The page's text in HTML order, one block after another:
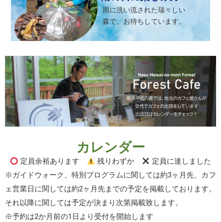
雨に洗い流された瑞々しい
森で、お待ちしています。
カレンダー
定員余裕あります 残りわずか
定員に達しました
※ガイドウォーク、特別プログラムに関しては約3ヶ月先、カフ
ェ営業日に関しては約2ヶ月先までの予定を掲載しております。
それ以降に関しては予定が決まり次第掲載致します。
※予約は2か月前の1日より受付を開始します